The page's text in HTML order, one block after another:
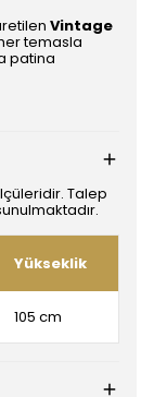
Vintage
temasla
patina
Talep
Yükseklik
105 cm